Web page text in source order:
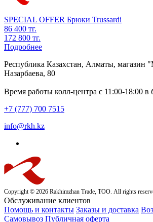
SPECIAL OFFER Брюки Trussardi
86 400 тг.
172 800 тг.
Подробнее
Республика Казахстан, Алматы, магазин
Назарбаева, 80
Время работы колл-центра с 11:00-18:00 в
+7 (777) 700 7515
info@rkh.kz
Copyright © 2026 Rakhimzhan Trade, ТОО. All rights
Обслуживание клиентов
Помощь и контакты Заказы и доставка
Самовывоз Публичная оферта